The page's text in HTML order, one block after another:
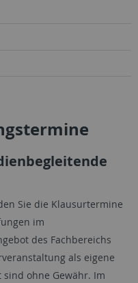
Sie die Klausurtermine
im
des Fachbereichs
als eigene
ohne Gewähr. Im